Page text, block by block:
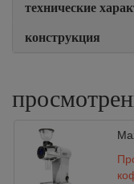
технические
конструкция